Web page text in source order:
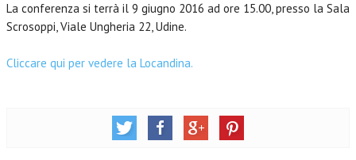
La conferenza si terrà il 9 giugno 2016 ad ore 15.00, presso la Sala
Scrosoppi, Viale Ungheria 22, Udine.
Cliccare qui per vedere la Locandina.